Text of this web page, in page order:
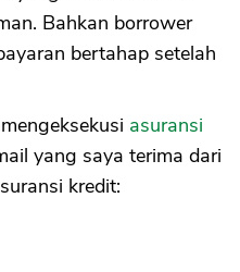
Bahkan borrower
bertahap setelah
asuransi
yang saya terima dari
kredit: